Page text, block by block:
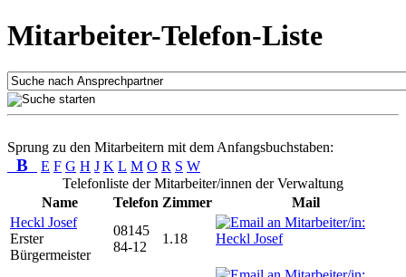
Mitarbeiter-Telefon-Liste
Sprung zu den Mitarbeitern mit dem Anfangsbuchstaben:
B E F G H J K L M O R S W
Telefonliste der Mitarbeiter/innen der Verwaltung
Name
Telefon Zimmer
Mail
Heckl Josef
Erster
Bürgermeister
08145
84-12
1.18